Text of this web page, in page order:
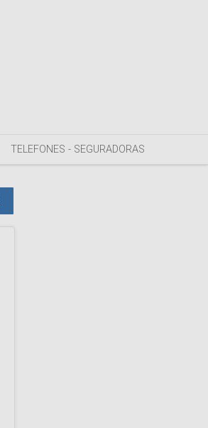
TELEFONES - SEGURADORAS